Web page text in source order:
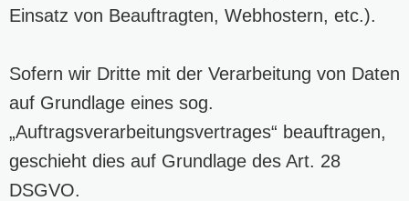
Einsatz von Beauftragten, Webhostern, etc.).
Sofern wir Dritte mit der Verarbeitung von Daten
auf Grundlage eines sog.
„Auftragsverarbeitungsvertrages“ beauftragen,
geschieht dies auf Grundlage des Art. 28
DSGVO.